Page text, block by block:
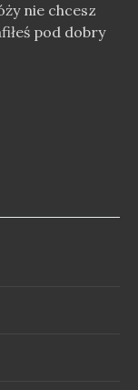
nie chcesz
pod dobry